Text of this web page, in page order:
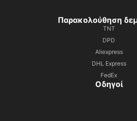
Παρακολούθηση
TNT
DPD
Aliexpress
DHL Express
FedEx
Οδηγοί